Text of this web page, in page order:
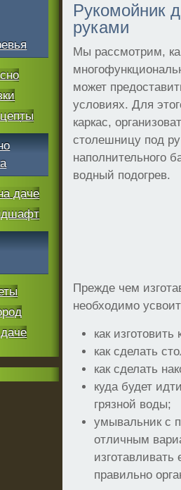
Рукомойник
руками
Мы рассмотрим,
может
условиях. Для
каркас,
столешницу под
наполнительного
водный подогрев.
Прежде чем
необходимо
как изготовить
как сделать
как сделать
куда будет
грязной воды;
умывальник с
отличным
изготавливать
правильно
даче